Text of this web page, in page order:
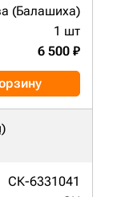
(Балашиха)
1 шт
6 500 ₽
СК-6331041